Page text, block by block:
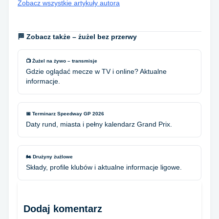
Zobacz wszystkie artykuły autora
🏁 Zobacz także – żużel bez przerwy
📺 Żużel na żywo – transmisje
Gdzie oglądać mecze w TV i online? Aktualne
informacje.
📅 Terminarz Speedway GP 2026
Daty rund, miasta i pełny kalendarz Grand Prix.
🏍️ Drużyny żużlowe
Składy, profile klubów i aktualne informacje ligowe.
Dodaj komentarz